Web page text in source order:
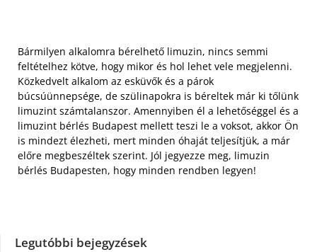
Bármilyen alkalomra bérelhető limuzin, nincs semmi
feltételhez kötve, hogy mikor és hol lehet vele megjelenni.
Közkedvelt alkalom az esküvők és a párok
búcsúünnepsége, de szülinapokra is béreltek már ki tőlünk
limuzint számtalanszor. Amennyiben él a lehetőséggel és a
limuzint bérlés Budapest mellett teszi le a voksot, akkor Ön
is mindezt élezheti, mert minden óhaját teljesítjük, a már
előre megbeszéltek szerint. Jól jegyezze meg, limuzin
bérlés Budapesten, hogy minden rendben legyen!
Legutóbbi bejegyzések